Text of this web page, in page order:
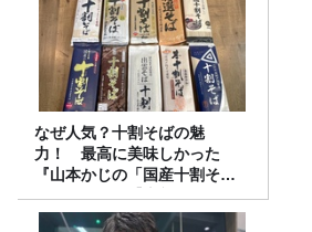
なぜ人気？十割そばの魅
力！ 最高に美味しかった
『山本かじの「国産十割そ
ば」』とは？【十割そば10種
食べ比べ】